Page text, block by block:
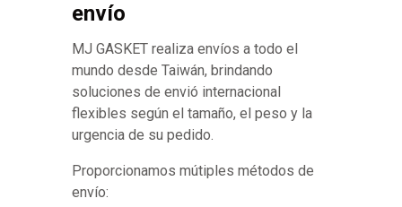
envío
MJ GASKET realiza envíos a todo el
mundo desde Taiwán, brindando
soluciones de envió internacional
flexibles según el tamaño, el peso y la
urgencia de su pedido.
Proporcionamos mútiples métodos de
envío: